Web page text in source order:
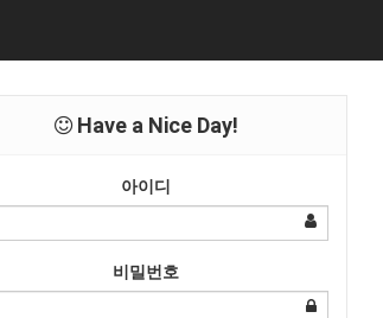
Have a Nice Day!
아이디
비밀번호